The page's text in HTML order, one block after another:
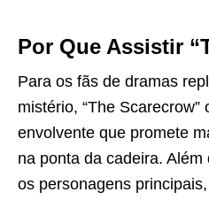
Por Que Assistir
Para os fãs de dramas
mistério, “The
envolvente que promete
na ponta da cadeira.
os personagens